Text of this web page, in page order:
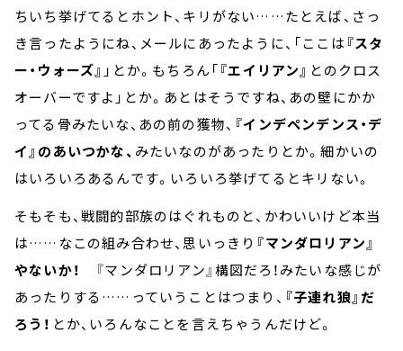
ちいち挙げてるとホント、キリがない……たとえば、さっ
き言ったようにね、メールにあったように、「ここは 『スタ
ー・ウォーズ』 」とか。もちろん「『エイリアン』 とのクロス
オーバーですよ」とか。あとはそうですね、あの壁にかか
ってる骨みたいな、あの前の獲物、 『インデペンデンス・デ
イ』のあいつかな、 みたいなのがあったりとか。細かいの
はいろいろあるんです。いろいろ挙げてるとキリない。
そもそも、戦闘的部族のはぐれものと、かわいいけど本当
は……なこの組み合わせ、思いっきり 『マンダロリアン』
やないか！
『マンダロリアン』構図だろ！みたいな感じが
あったりする……っていうことはつまり、 『子連れ狼』だ
ろう！ とか、いろんなことを言えちゃうんだけど。